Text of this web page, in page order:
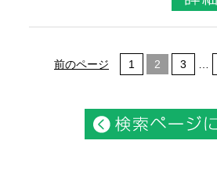
前のページ 1 2 3